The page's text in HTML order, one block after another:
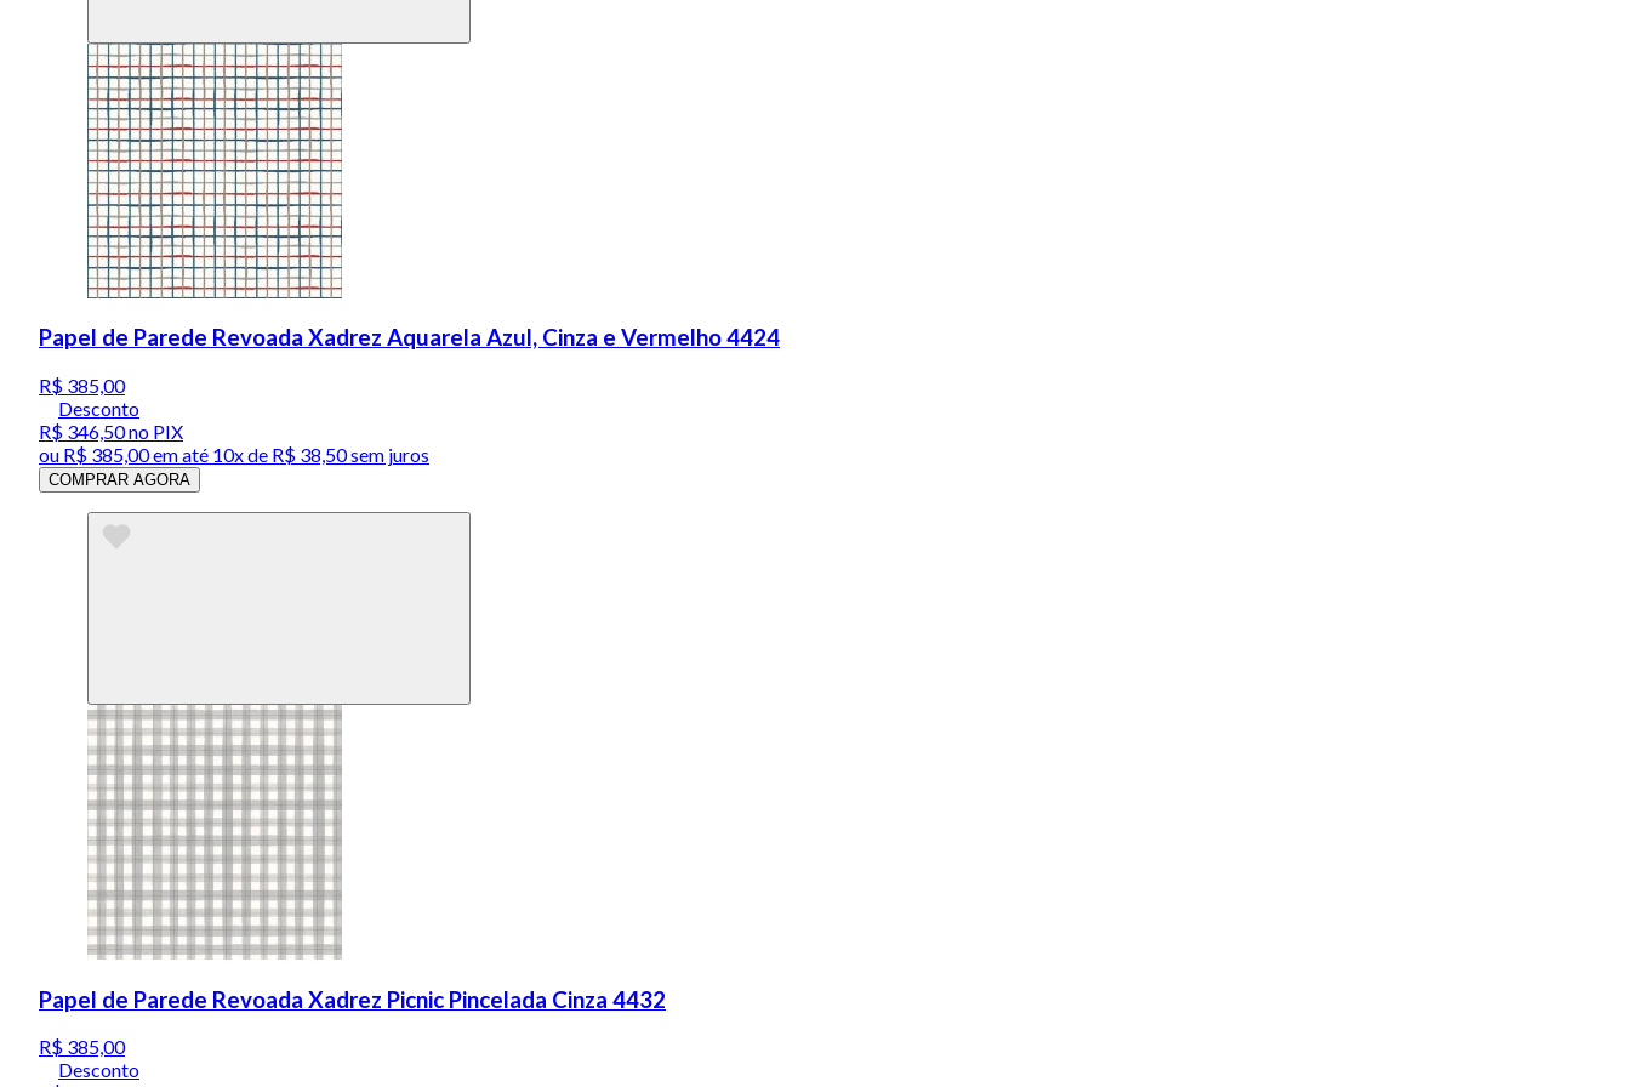
Papel de Parede Revoada Xadrez Aquarela Azul, Cinza e Vermelho 4424
R$ 385,00
Desconto
R$ 346,50no PIX
ou R$ 385,00em até 10x de R$ 38,50 sem juros
COMPRAR AGORA
Papel de Parede Revoada Xadrez Picnic Pincelada Cinza 4432
R$ 385,00
Desconto